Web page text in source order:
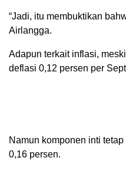
“Jadi, itu membuktikan
Airlangga.
Adapun terkait inflasi,
deflasi 0,12 persen per
Namun komponen inti
0,16 persen.